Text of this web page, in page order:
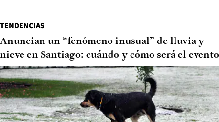
TENDENCIAS
Anuncian un “fenómeno inusual” de lluvia y
nieve en Santiago: cuándo y cómo será el evento